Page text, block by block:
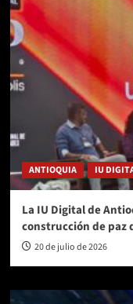
ANTIOQUIA IU
La IU Digital de
construcción de paz
20 de julio de 2026